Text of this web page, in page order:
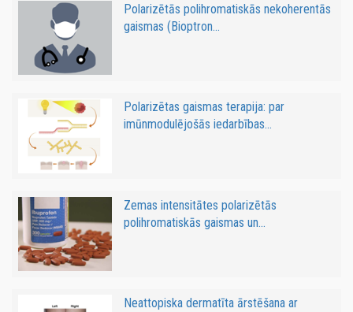
Polarizētās polihromatiskās nekoherentās
gaismas (Bioptron...
Polarizētas gaismas terapija: par
imūnmodulējošās iedarbības...
Zemas intensitātes polarizētās
polihromatiskās gaismas un...
Neattopiska dermatīta ārstēšana ar